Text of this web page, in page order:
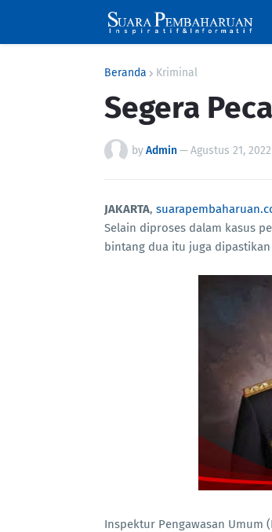
Beranda Kriminal
Segera
byAdmin—Agustus 21, 2022
JAKARTA,
Selain diproses dalam kasus
bintang dua itu juga
Inspektur Pengawasan Umum